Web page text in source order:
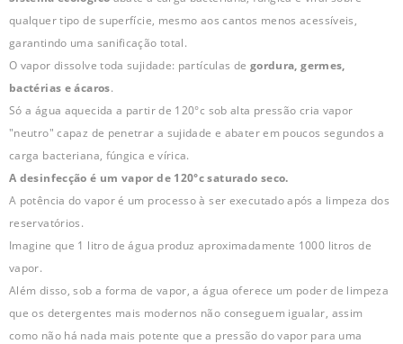
qualquer tipo de superfície, mesmo aos cantos menos acessíveis,
garantindo uma sanificação total.
O vapor dissolve toda sujidade: partículas de gordura, germes,
bactérias e ácaros.
Só a água aquecida a partir de 120°c sob alta pressão cria vapor
"neutro" capaz de penetrar a sujidade e abater em poucos segundos a
carga bacteriana, fúngica e vírica.
A desinfecção é um vapor de 120°c saturado seco.
A potência do vapor é um processo à ser executado após a limpeza dos
reservatórios.
Imagine que 1 litro de água produz aproximadamente 1000 litros de
vapor.
Além disso, sob a forma de vapor, a água oferece um poder de limpeza
que os detergentes mais modernos não conseguem igualar, assim
como não há nada mais potente que a pressão do vapor para uma